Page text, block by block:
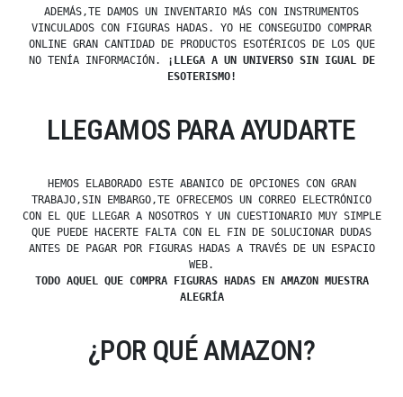
ADEMÁS,TE DAMOS UN INVENTARIO MÁS CON INSTRUMENTOS
VINCULADOS CON FIGURAS HADAS. YO HE CONSEGUIDO COMPRAR
ONLINE GRAN CANTIDAD DE PRODUCTOS ESOTÉRICOS DE LOS QUE
NO TENÍA INFORMACIÓN.
¡LLEGA A UN UNIVERSO SIN IGUAL DE
ESOTERISMO!
LLEGAMOS PARA AYUDARTE
HEMOS ELABORADO ESTE ABANICO DE OPCIONES CON GRAN
TRABAJO,SIN EMBARGO,TE OFRECEMOS UN CORREO ELECTRÓNICO
CON EL QUE LLEGAR A NOSOTROS Y UN CUESTIONARIO MUY SIMPLE
QUE PUEDE HACERTE FALTA CON EL FIN DE SOLUCIONAR DUDAS
ANTES DE PAGAR POR FIGURAS HADAS A TRAVÉS DE UN ESPACIO
WEB.
TODO AQUEL QUE COMPRA FIGURAS HADAS EN AMAZON MUESTRA
ALEGRÍA
¿POR QUÉ AMAZON?